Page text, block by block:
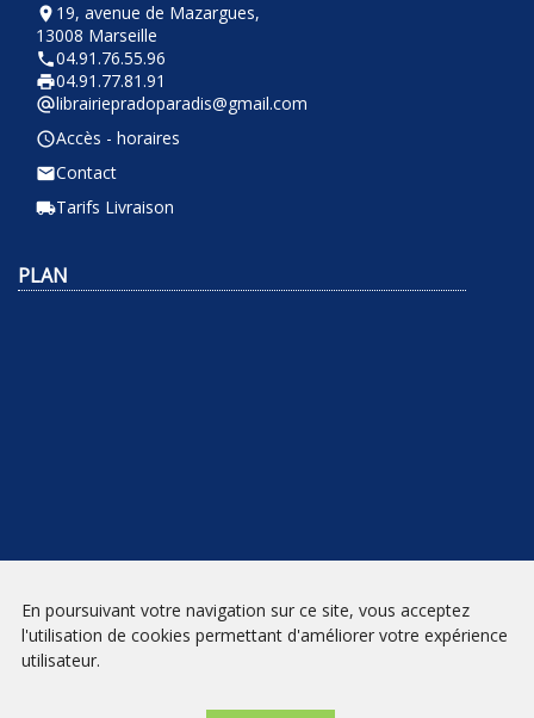
room 19, avenue de Mazargues,
13008 Marseille
phone04.91.76.55.96
local_printshop04.91.77.81.91
alternate_emaillibrairiepradoparadis@gmail.com
query_builderAccès - horaires
emailContact
local_shippingTarifs Livraison
PLAN
NEWSLETTER
En poursuivant votre navigation sur ce site, vous acceptez
l'utilisation de cookies permettant d'améliorer votre expérience
utilisateur.